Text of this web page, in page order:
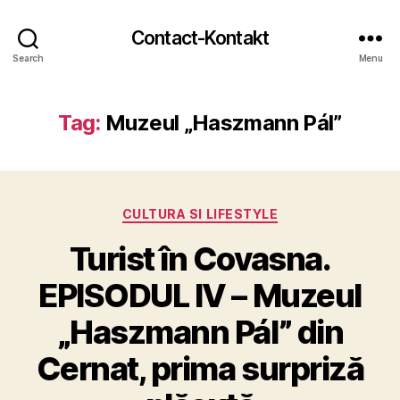
Search
Contact-Kontakt
Menu
Tag: Muzeul „Haszmann Pál”
Categories
CULTURA SI LIFESTYLE
Turist în Covasna.
EPISODUL IV – Muzeul
„Haszmann Pál” din
Cernat, prima surpriză